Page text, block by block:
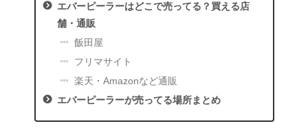
エバーピーラーはどこで売ってる？買える店
舗・通販
飯田屋
フリマサイト
楽天・Amazonなど通販
エバーピーラーが売ってる場所まとめ